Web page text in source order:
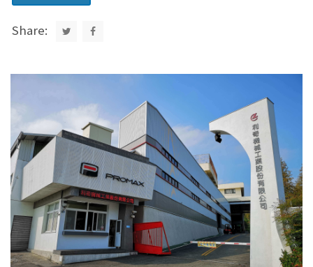
Share: